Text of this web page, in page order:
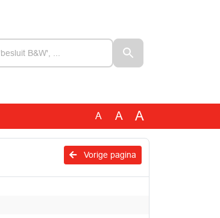
A A A
Vorige pagina